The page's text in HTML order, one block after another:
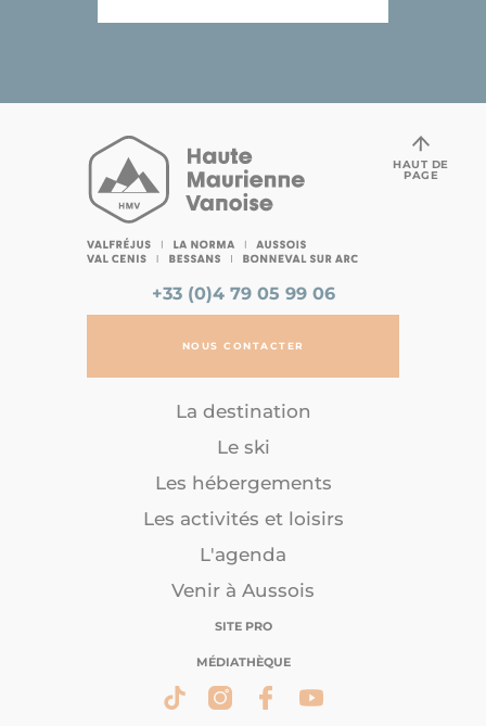
+33 (0)4 79 05 99 06
NOUS CONTACTER
La destination
Le ski
Les hébergements
Les activités et loisirs
L'agenda
Venir à Aussois
SITE PRO
MÉDIATHÈQUE
HAUT DE
PAGE